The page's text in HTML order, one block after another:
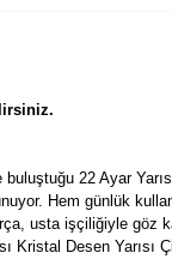
22 Ayar
Hem günlük
usta işçiliğiyle göz
Kristal Desen Yarısı